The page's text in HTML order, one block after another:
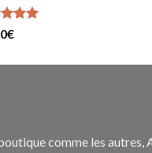
€
comme les autres,